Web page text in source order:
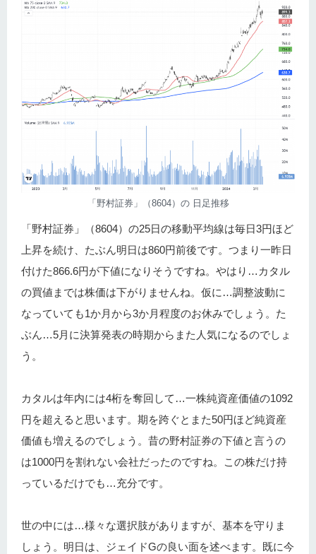
「野村証券」（8604）の 日足推移
「野村証券」（8604）の25日の移動平均線は毎日3円ほど
上昇を続け、たぶん明日は860円前後です。つまり一昨日
付けた866.6円が下値になりそうですね。やはり…カタル
の買値までは株価は下がりませんね。仮に…調整波動に
なっていても1か月から3か月程度のお休みでしょう。た
ぶん…5月に決算発表の時期からまた人気になるのでしょ
う。
カタルは年内には4桁を奪回して…一株純資産価値の1092
円を超えると思います。期を跨ぐとまた50円ほど純資産
価値も増えるのでしょう。昔の野村証券の下値と言うの
は1000円を割れない会社だったのですね。この株だけ持
っているだけでも…充分です。
世の中には…様々な選択肢がありますが、基本を守りま
しょう。明日は、ジェイドGの良い面を述べます。既に今